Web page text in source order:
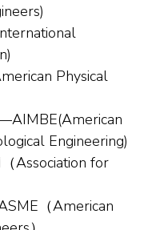
Physical
Engineering)
for
（American